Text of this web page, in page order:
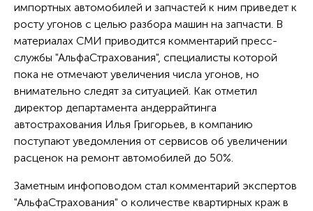
импортных автомобилей и запчастей к ним приведет к
росту угонов с целью разбора машин на запчасти. В
материалах СМИ приводится комментарий пресс-
службы "АльфаСтрахования", специалисты которой
пока не отмечают увеличения числа угонов, но
внимательно следят за ситуацией. Как отметил
директор департамента андеррайтинга
автострахования Илья Григорьев, в компанию
поступают уведомления от сервисов об увеличении
расценок на ремонт автомобилей до 50%.
Заметным инфоповодом стал комментарий экспертов
"АльфаСтрахования" о количестве квартирных краж в